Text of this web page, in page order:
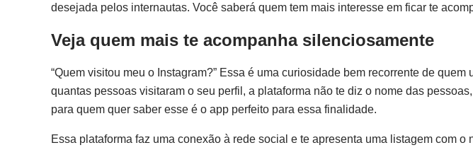
desejada pelos internautas. Você saberá quem tem mais interesse em ficar te
Veja quem mais te acompanha silenciosamente
“Quem visitou meu o Instagram?” Essa é uma curiosidade bem recorrente de
quantas pessoas visitaram o seu perfil, a plataforma não te diz o nome das
para quem quer saber esse é o app perfeito para essa finalidade.
Essa plataforma faz uma conexão à rede social e te apresenta uma listagem com o